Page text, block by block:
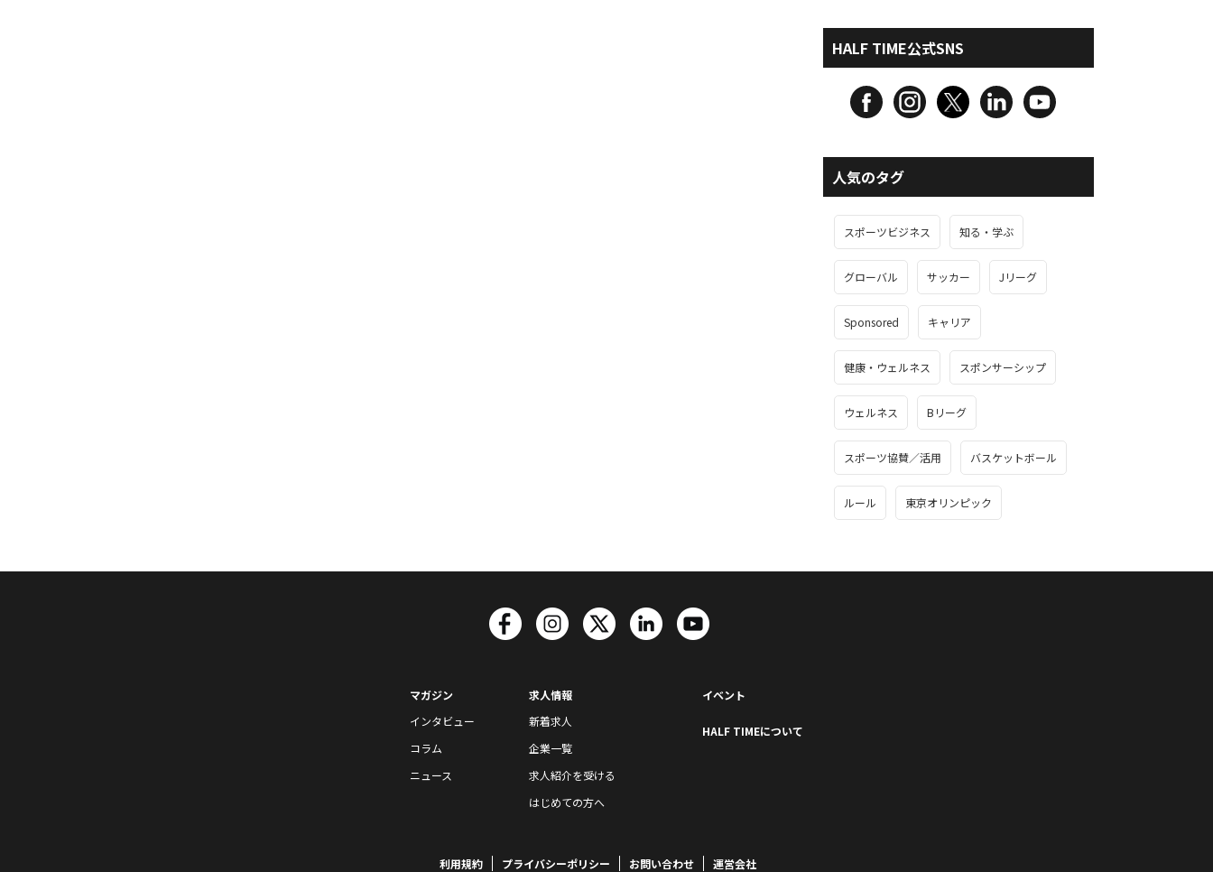
HALF TIME公式SNS
人気のタグ
スポーツビジネス 知る・学ぶ
グローバル サッカー Jリーグ
Sponsored キャリア
健康・ウェルネス スポンサーシップ
ウェルネス Bリーグ
スポーツ協賛／活用 バスケットボール
ルール 東京オリンピック
マガジン
インタビュー
コラム
ニュース
求人情報
新着求人
企業一覧
求人紹介を受ける
はじめての方へ
イベント
HALF TIMEについて
利用規約 プライバシーポリシー お問い合わせ 運営会社